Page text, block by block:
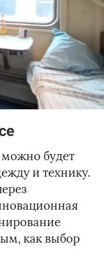
можно будет
и технику.
как выбор